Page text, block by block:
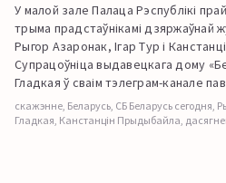
У малой зале Палаца Рэспублікі
трыма прадстаўнікамі дзяржаўнай
Рыгор Азаронак, Ігар Тур і
Супрацоўніца выдавецкага дому
Гладкая ў сваім тэлеграм-канале
скажэнне, Беларусь, СБ Беларусь сегодня,
Гладкая, Канстанцін Прыдыбайла,